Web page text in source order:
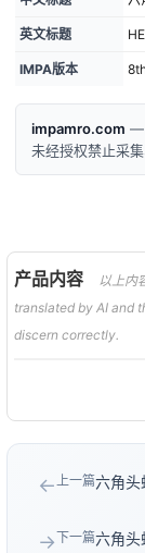
英文标题
IMPA版本
impamro.com —
未经授权禁止采
产品内容
以上内
translated by AI and
discern correctly.
←上一篇六角
→下一篇六角